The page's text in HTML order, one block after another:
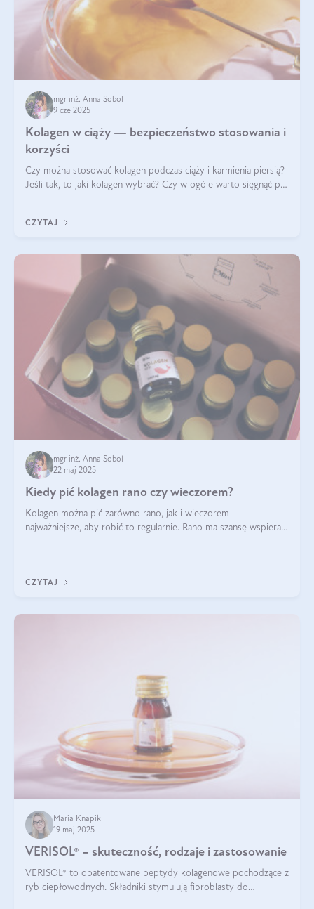
mgr inż. Anna Sobol
9 cze 2025
Kolagen w ciąży — bezpieczeństwo stosowania i
korzyści
Czy można stosować kolagen podczas ciąży i karmienia piersią?
Jeśli tak, to jaki kolagen wybrać? Czy w ogóle warto sięgnąć po
CZYTAJ
mgr inż. Anna Sobol
22 maj 2025
Kiedy pić kolagen rano czy wieczorem?
Kolagen można pić zarówno rano, jak i wieczorem —
najważniejsze, aby robić to regularnie. Rano ma szansę wspierać
CZYTAJ
Maria Knapik
19 maj 2025
VERISOL® – skuteczność, rodzaje i zastosowanie
VERISOL® to opatentowane peptydy kolagenowe pochodzące z
ryb ciepłowodnych. Składniki stymulują fibroblasty do